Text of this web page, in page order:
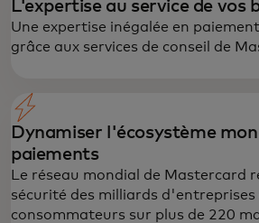
L'expertise au service de vos
Une expertise inégalée en
grâce aux services de conseil de
Dynamiser l'écosystème
paiements
Le réseau mondial de Mastercard
sécurité des milliards d'entreprises
consommateurs sur plus de 220